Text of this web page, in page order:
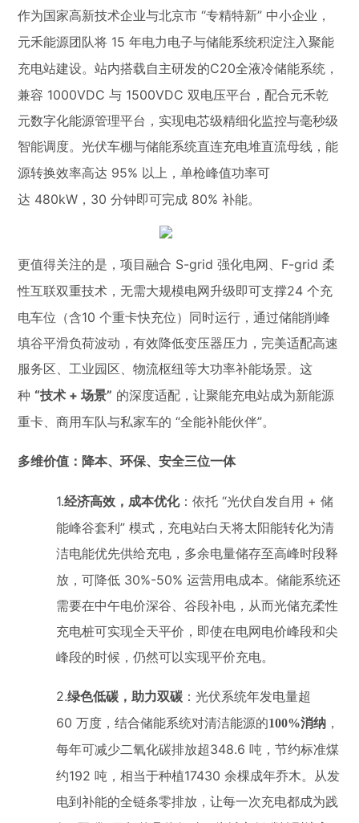
作为国家高新技术企业与北京市 “专精特新” 中小企业，
元禾能源团队将 15年电力电子与储能系统积淀注入聚能
充电站建设。站内搭载自主研发的C20全液冷储能系统，
兼容 1000VDC与 1500VDC双电压平台，配合元禾乾
元数字化能源管理平台，实现电芯级精细化监控与毫秒级
智能调度。光伏车棚与储能系统直连充电堆直流母线，能
源转换效率高达 95% 以上，单枪峰值功率可
达 480kW ， 30分钟即可完成 80%补能。
更值得关注的是，项目融合 S-grid强化电网、 F-grid柔
性互联双重技术，无需大规模电网升级即可支撑24个充
电车位（含10个重卡快充位）同时运行，通过储能削峰
填谷平滑负荷波动，有效降低变压器压力，完美适配高速
服务区、工业园区、物流枢纽等大功率补能场景。这
种 “技术 +场景” 的深度适配，让聚能充电站成为新能源
重卡、商用车队与私家车的 “全能补能伙伴”。
多维价值：降本、环保、安全三位一体
1.经济高效，成本优化：依托 “光伏自发自用 +储
能峰谷套利”模式，充电站白天将太阳能转化为清
洁电能优先供给充电，多余电量储存至高峰时段释
放，可降低 30%-50%运营用电成本。储能系统还
需要在中午电价深谷、谷段补电，从而光储充柔性
充电桩可实现全天平价，即使在电网电价峰段和尖
峰段的时候，仍然可以实现平价充电。
2.绿色低碳，助力双碳 ：光伏系统年发电量超
60万度，结合储能系统对清洁能源的100%消纳 ，
每年可减少二氧化碳排放超348.6吨，节约标准煤
约192吨，相当于种植17430余棵成年乔木。从发
电到补能的全链条零排放，让每一次充电都成为践